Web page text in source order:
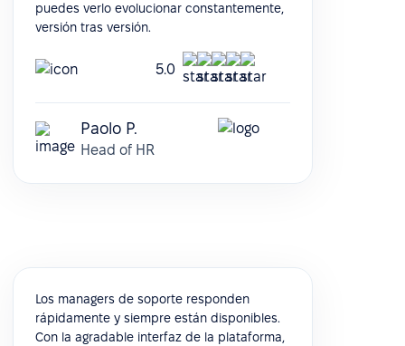
puedes verlo evolucionar constantemente,
versión tras versión.
5.0
Paolo P.
Head of HR
Los managers de soporte responden
rápidamente y siempre están disponibles.
Con la agradable interfaz de la plataforma,